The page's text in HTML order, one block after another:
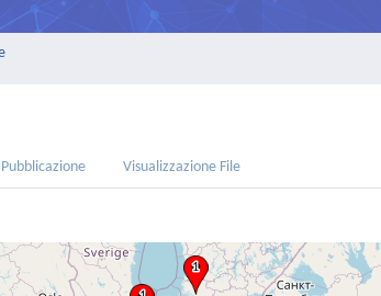
Visualizzazione File